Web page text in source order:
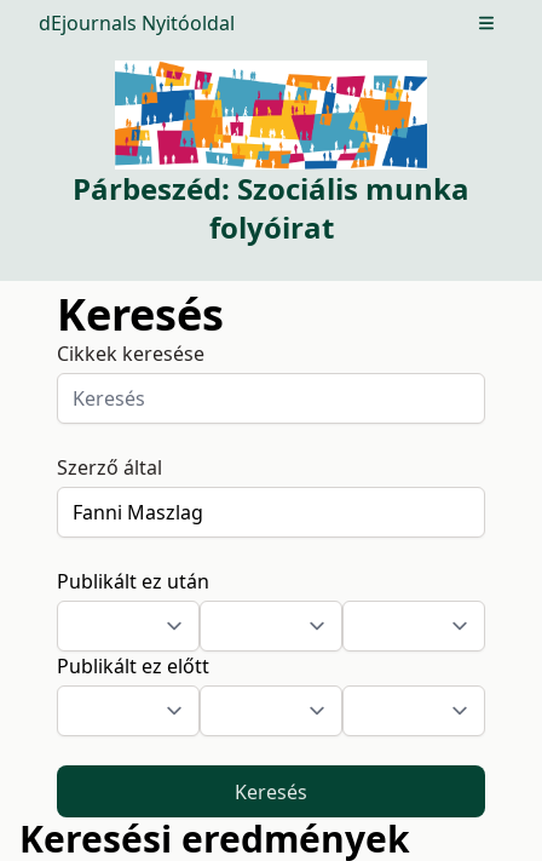
dEjournals Nyitóoldal Open
Párbeszéd: Szociális munka
folyóirat
Keresés
Cikkek keresése
Szerző által
Publikált ez után
Publikált ez előtt
Keresés
Keresési eredmények